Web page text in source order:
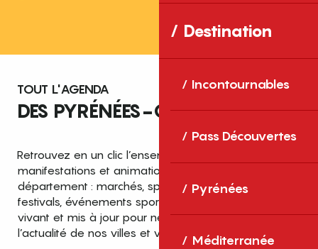
Destination
Incontournables
Pass Découvertes
Pyrénées
Méditerranée
TOUT L'AGENDA
DES PYRÉNÉES-ORIENTALES
Retrouvez en un clic l’ensemble des fêtes,
manifestations et animations recensées dans le
département : marchés, spectacles, expositions,
festivals, événements sportifs et culturels… un agenda
vivant et mis à jour pour ne rien manquer de
l’actualité de nos villes et villages.